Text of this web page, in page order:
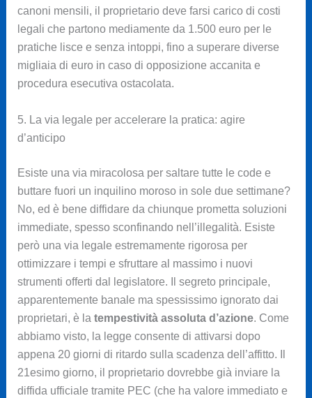
canoni mensili, il proprietario deve farsi carico di costi
legali che partono mediamente da 1.500 euro per le
pratiche lisce e senza intoppi, fino a superare diverse
migliaia di euro in caso di opposizione accanita e
procedura esecutiva ostacolata.
5. La via legale per accelerare la pratica: agire
d’anticipo
Esiste una via miracolosa per saltare tutte le code e
buttare fuori un inquilino moroso in sole due settimane?
No, ed è bene diffidare da chiunque prometta soluzioni
immediate, spesso sconfinando nell’illegalità. Esiste
però una via legale estremamente rigorosa per
ottimizzare i tempi e sfruttare al massimo i nuovi
strumenti offerti dal legislatore. Il segreto principale,
apparentemente banale ma spessissimo ignorato dai
proprietari, è la tempestività assoluta d’azione. Come
abbiamo visto, la legge consente di attivarsi dopo
appena 20 giorni di ritardo sulla scadenza dell’affitto. Il
21esimo giorno, il proprietario dovrebbe già inviare la
diffida ufficiale tramite PEC (che ha valore immediato e